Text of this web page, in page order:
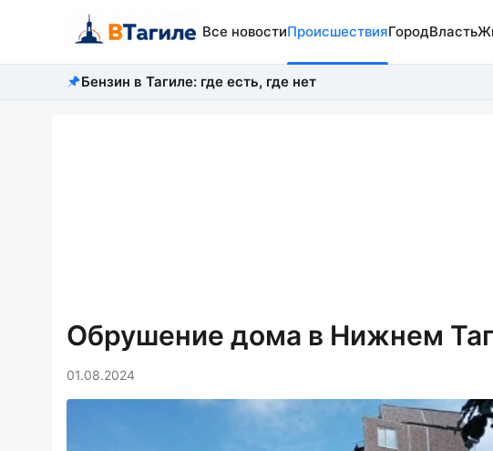
Все новостиПроисшествияГородВласть
Бензин в Тагиле: где есть, где нет
Обрушение дома в Нижнем
01.08.2024